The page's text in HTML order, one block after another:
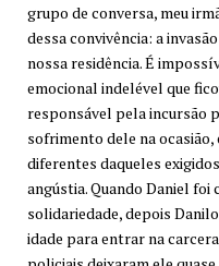
grupo de conversa, meu
dessa convivência: a
nossa residência. É
emocional indelével que
responsável pela incursão
sofrimento dele na
diferentes daqueles
angústia. Quando Daniel foi
solidariedade, depois
idade para entrar na